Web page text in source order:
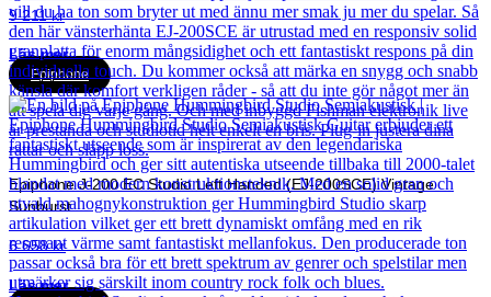
9 211kr
Läs mer
Epiphone
Epiphone J-200 EC Studio Left Handed (EJ-200SCE) Vintage
Sunburst
6 658kr
Läs mer